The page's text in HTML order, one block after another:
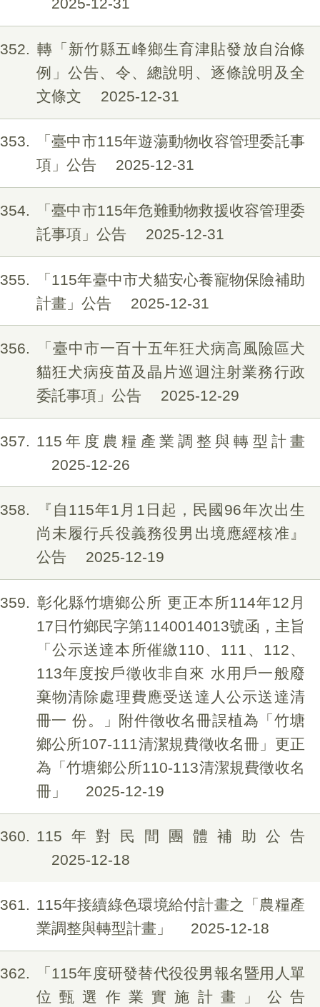
2025-12-31
352
轉「新竹縣五峰鄉生育津貼發放自治條
例」公告、令、總說明、逐條說明及全
文條文
2025-12-31
353
「臺中市115年遊蕩動物收容管理委託事
項」公告
2025-12-31
354
「臺中市115年危難動物救援收容管理委
託事項」公告
2025-12-31
355
「115年臺中市犬貓安心養寵物保險補助
計畫」公告
2025-12-31
356
「臺中市一百十五年狂犬病高風險區犬
貓狂犬病疫苗及晶片巡迴注射業務行政
委託事項」公告
2025-12-29
357
115年度農糧產業調整與轉型計畫
2025-12-26
358
『自115年1月1日起，民國96年次出生
尚未履行兵役義務役男出境應經核准』
公告
2025-12-19
359
彰化縣竹塘鄉公所 更正本所114年12月
17日竹鄉民字第1140014013號函，主旨
「公示送達本所催繳110、111、112、
113年度按戶徵收非自來 水用戶一般廢
棄物清除處理費應受送達人公示送達清
冊一 份。」附件徵收名冊誤植為「竹塘
鄉公所107-111清潔規費徵收名冊」更正
為「竹塘鄉公所110-113清潔規費徵收名
冊」
2025-12-19
360
115年對民間團體補助公告
2025-12-18
361
115年接續綠色環境給付計畫之「農糧產
業調整與轉型計畫」
2025-12-18
362
「115年度研發替代役役男報名暨用人單
位甄選作業實施計畫」公告